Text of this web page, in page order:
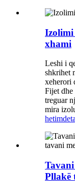
Izolimi
xhami
Leshi i
shkrihet
xeherori
Fijet dhe
treguar
mira
hetim
Tavani
Pllakë